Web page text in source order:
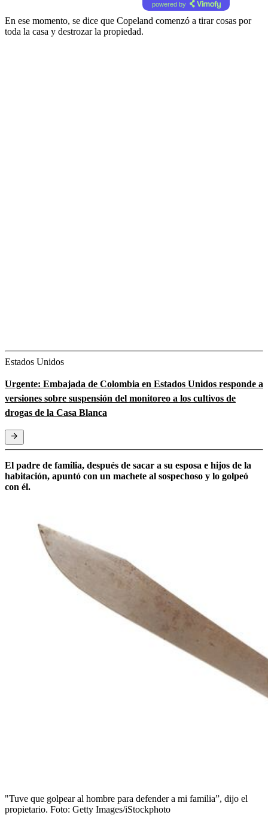
powered by
En ese momento, se dice que Copeland comenzó a tirar cosas por
toda la casa y destrozar la propiedad.
Estados Unidos
Urgente: Embajada de Colombia en Estados Unidos responde a
versiones sobre suspensión del monitoreo a los cultivos de
drogas de la Casa Blanca
El padre de familia, después de sacar a su esposa e hijos de la
habitación, apuntó con un machete al sospechoso y lo golpeó
con él.
"Tuve que golpear al hombre para defender a mi familia”, dijo el
propietario. Foto: Getty Images/iStockphoto